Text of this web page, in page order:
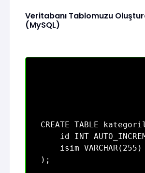
Veritabanı Tablomuzu
(MySQL)
CREATE TABLE
id INT
isim VARCHAR(255)